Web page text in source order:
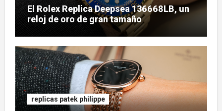
El Rolex Replica Deepsea 136668LB, un
reloj de oro de gran tamaño
replicas patek philippe